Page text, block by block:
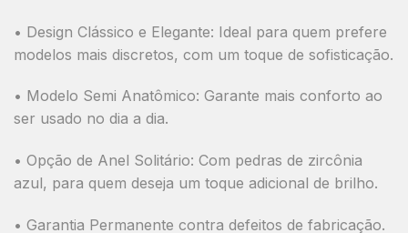
• Design Clássico e Elegante: Ideal para quem prefere
modelos mais discretos, com um toque de sofisticação.
• Modelo Semi Anatômico: Garante mais conforto ao
ser usado no dia a dia.
• Opção de Anel Solitário: Com pedras de zircônia
azul, para quem deseja um toque adicional de brilho.
• Garantia Permanente contra defeitos de fabricação.